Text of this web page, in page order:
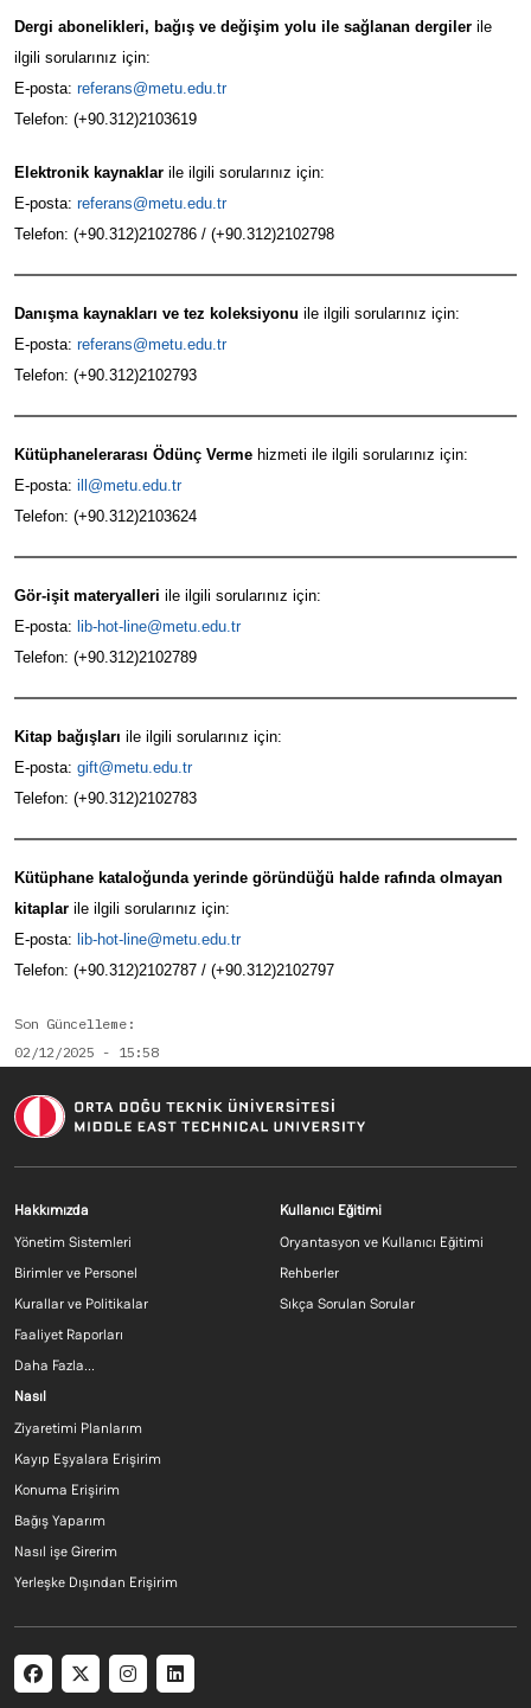
Dergi abonelikleri, bağış ve değişim yolu ile sağlanan dergiler ile
ilgili sorularınız için:
E-posta: referans@metu.edu.tr
Telefon: (+90.312)2103619
Elektronik kaynaklar ile ilgili sorularınız için:
E-posta: referans@metu.edu.tr
Telefon: (+90.312)2102786 / (+90.312)2102798
Danışma kaynakları ve tez koleksiyonu ile ilgili sorularınız için:
E-posta: referans@metu.edu.tr
Telefon: (+90.312)2102793
Kütüphanelerarası Ödünç Verme hizmeti ile ilgili sorularınız için:
E-posta: ill@metu.edu.tr
Telefon: (+90.312)2103624
Gör-işit materyalleri ile ilgili sorularınız için:
E-posta: lib-hot-line@metu.edu.tr
Telefon: (+90.312)2102789
Kitap bağışları ile ilgili sorularınız için:
E-posta: gift@metu.edu.tr
Telefon: (+90.312)2102783
Kütüphane kataloğunda yerinde göründüğü halde rafında olmayan
kitaplar ile ilgili sorularınız için:
E-posta: lib-hot-line@metu.edu.tr
Telefon: (+90.312)2102787 / (+90.312)2102797
Son Güncelleme
02/12/2025 - 15:58
Footer menu 1 TR
Hakkımızda
Yönetim Sistemleri
Birimler ve Personel
Kurallar ve Politikalar
Faaliyet Raporları
Daha Fazla...
Footer menu 2
Kullanıcı Eğitimi
Oryantasyon ve Kullanıcı Eğitimi
Rehberler
Sıkça Sorulan Sorular
Footer menu 3 TR
Nasıl
Ziyaretimi Planlarım
Kayıp Eşyalara Erişirim
Konuma Erişirim
Bağış Yaparım
Nasıl işe Girerim
Yerleşke Dışından Erişirim
Social menu